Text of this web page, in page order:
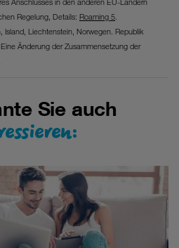
Anschlusses in den anderen EU-Ländern
Regelung, Details: Roaming 5.
Island, Liechtenstein, Norwegen. Republik
Änderung der Zusammensetzung der
Sie auch